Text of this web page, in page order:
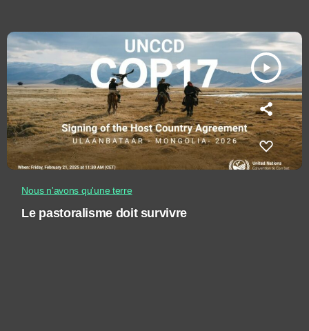
play_arrow
Nous n'avons qu'une terre
Le pastoralisme doit survivre